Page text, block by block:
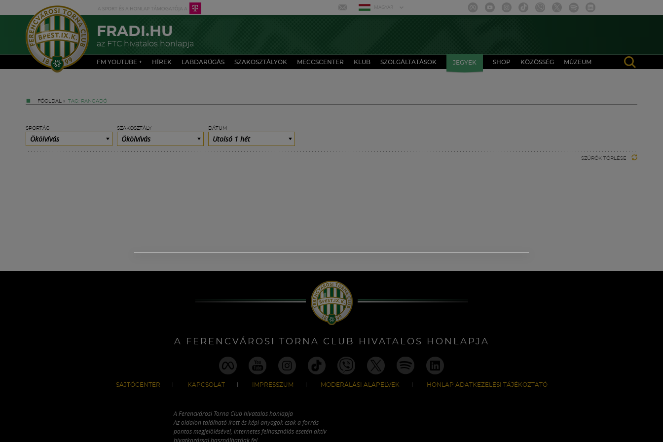
MAGYAR
FRADI.HU
az FTC hivatalos honlapja
FM YOUTUBE + HÍREK LABDARÚGÁS SZAKOSZTÁLYOK MECCSCENTER KLUB SZOLGÁLTATÁSOK JEGYEK SHOP KÖZÖSSÉG MÚZEUM
FŐOLDAL » TAG: RANGADÓ
SPORTÁG
Ökölvívás
SZAKOSZTÁLY
Ökölvívás
DÁTUM
Utolsó 1 hét
SZŰRŐK TÖRLÉSE
A FERENCVÁROSI TORNA CLUB HIVATALOS HONLAPJA
SAJTÓCENTER KAPCSOLAT IMPRESSZUM MODERÁLÁSI ALAPELVEK HONLAP ADATKEZELÉSI TÁJÉKOZTATÓ
A Ferencvárosi Torna Club hivatalos honlapja
Az oldalon található írott és képi anyagok csak a forrás
pontos megjelölésével, internetes felhasználás esetén aktív
hivatkozással használhatóak fel.